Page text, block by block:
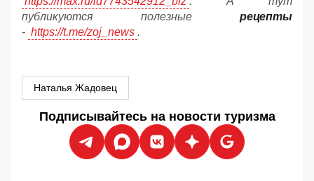
публикуются полезные рецепты
- https://t.me/zoj_news .
Наталья Жадовец
Подписывайтесь на новости туризма